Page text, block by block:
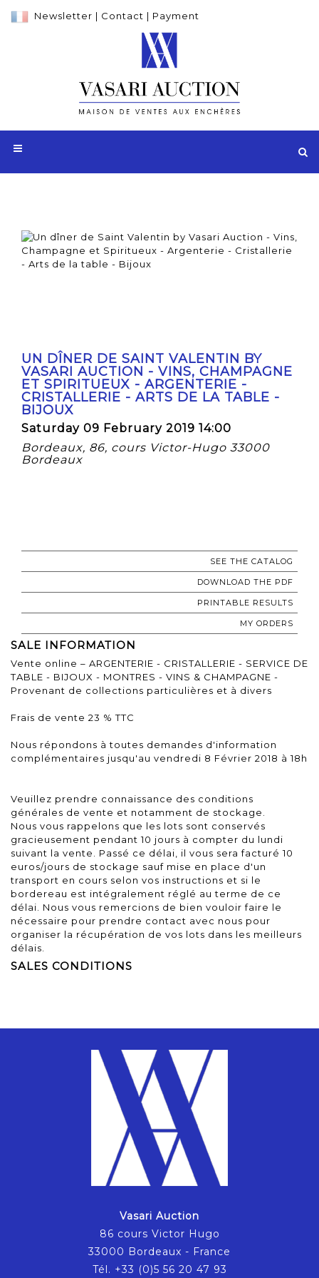
Newsletter | Contact | Payment
UN DÎNER DE SAINT VALENTIN BY
VASARI AUCTION - VINS, CHAMPAGNE
ET SPIRITUEUX - ARGENTERIE -
CRISTALLERIE - ARTS DE LA TABLE -
BIJOUX
Saturday 09 February 2019 14:00
Bordeaux, 86, cours Victor-Hugo 33000
Bordeaux
SEE THE CATALOG
DOWNLOAD THE PDF
PRINTABLE RESULTS
MY ORDERS
SALE INFORMATION
Vente online – ARGENTERIE - CRISTALLERIE - SERVICE DE
TABLE - BIJOUX - MONTRES - VINS & CHAMPAGNE -
Provenant de collections particulières et à divers
Frais de vente 23 % TTC
Nous répondons à toutes demandes d'information
complémentaires jusqu'au vendredi 8 Février 2018 à 18h
Veuillez prendre connaissance des conditions
générales de vente et notamment de stockage.
Nous vous rappelons que les lots sont conservés
gracieusement pendant 10 jours à compter du lundi
suivant la vente. Passé ce délai, il vous sera facturé 10
euros/jours de stockage sauf mise en place d'un
transport en cours selon vos instructions et si le
bordereau est intégralement réglé au terme de ce
délai. Nous vous remercions de bien vouloir faire le
nécessaire pour prendre contact avec nous pour
organiser la récupération de vos lots dans les meilleurs
délais.
SALES CONDITIONS
Vasari Auction
86 cours Victor Hugo
33000 Bordeaux - France
Tél. +33 (0)5 56 20 47 93